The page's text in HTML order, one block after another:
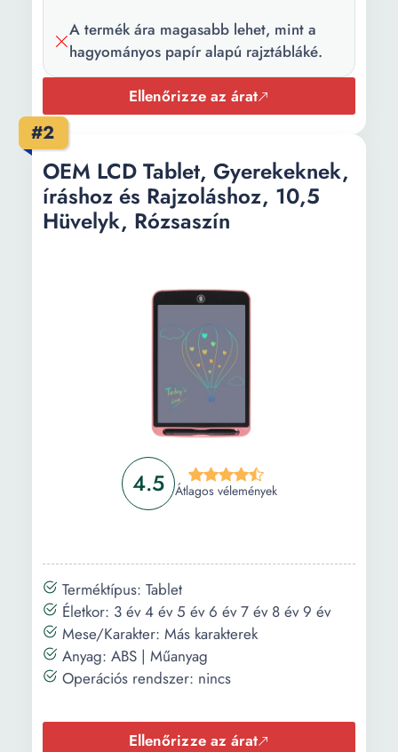
A termék ára magasabb lehet, mint a
hagyományos papír alapú rajztábláké.
Ellenőrizze az árat
#2
4.5 Átlagos vélemények
OEM LCD Tablet, Gyerekeknek,
íráshoz és Rajzoláshoz, 10,5
Hüvelyk, Rózsaszín
Terméktípus: Tablet
Életkor: 3 év 4 év 5 év 6 év 7 év 8 év 9 év
Mese/Karakter: Más karakterek
Anyag: ABS | Műanyag
Operációs rendszer: nincs
Ellenőrizze az árat